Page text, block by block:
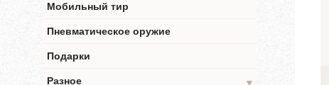
Мобильный тир
Пневматическое оружие
Подарки
Разное